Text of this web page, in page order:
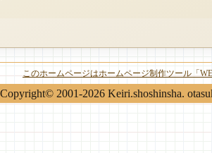
このホームページはホームページ制作ツール「
Copyright© 2001-2026 Keiri.shoshinsha.